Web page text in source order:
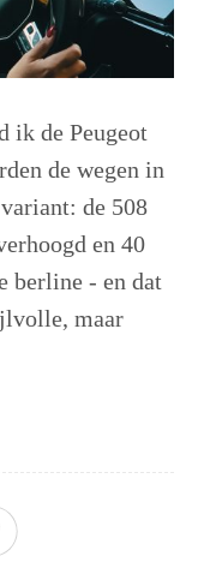
ik de Peugeot
de wegen in
de 508
en 40
berline - en dat
maar